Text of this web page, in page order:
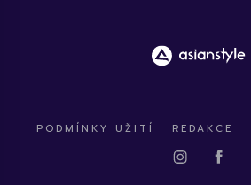
PODMÍNKY UŽITÍ REDAKCE